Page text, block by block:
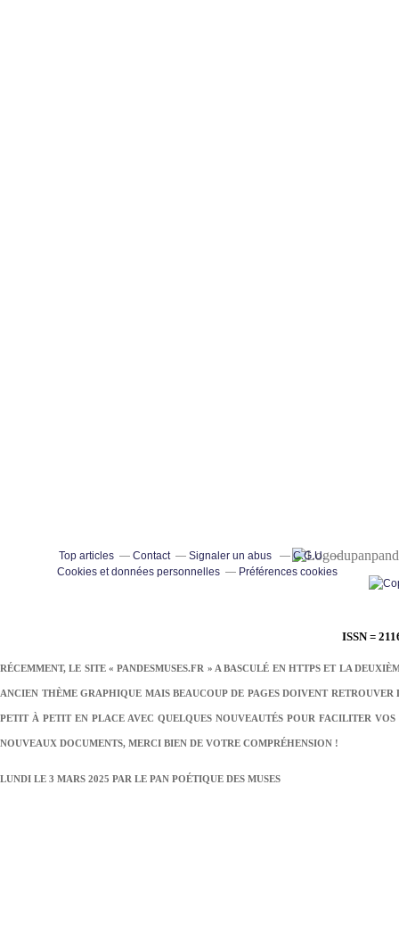
ISSN =
RÉCEMMENT, LE SITE « PANDESMUSES.FR » A BASCULÉ EN HTTPS ET LA
ANCIEN THÈME GRAPHIQUE MAIS BEAUCOUP DE PAGES DOIVENT
PETIT À PETIT EN PLACE AVEC QUELQUES NOUVEAUTÉS POUR FACILITER
NOUVEAUX DOCUMENTS, MERCI BIEN DE VOTRE COMPRÉHENSION !
LUNDI LE 3 MARS 2025 PAR LE PAN POÉTIQUE DES MUSES
Top articles Contact Signaler un abus
C.G.U.
Cookies et données personnelles
Préférences cookies